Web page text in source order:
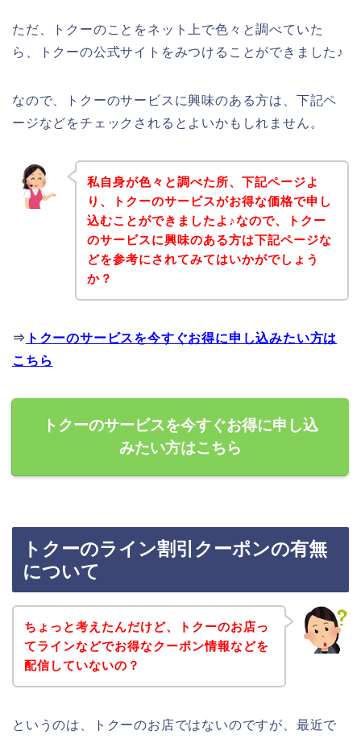
ただ、トクーのことをネット上で色々と調べていた
ら、トクーの公式サイトをみつけることができました♪
なので、トクーのサービスに興味のある方は、下記ペ
ージなどをチェックされるとよいかもしれません。
私自身が色々と調べた所、下記ページよ
り、トクーのサービスがお得な価格で申し
込むことができましたよ♪なので、トクー
のサービスに興味のある方は下記ページな
どを参考にされてみてはいかがでしょう
か？
⇒ トクーのサービスを今すぐお得に申し込みたい方は
こちら
トクーのサービスを今すぐお得に申し込
みたい方はこちら
トクーのライン割引クーポンの有無
について
ちょっと考えたんだけど、トクーのお店っ
てラインなどでお得なクーポン情報などを
配信していないの？
というのは、トクーのお店ではないのですが、最近で